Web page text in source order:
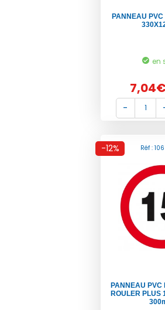
PANNEAU
en
-12% Réf :
PANNEAU PVC
ROULER PLUS